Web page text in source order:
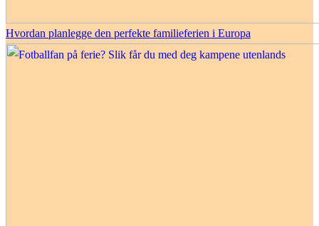
Hvordan planlegge den perfekte familieferien i Europa